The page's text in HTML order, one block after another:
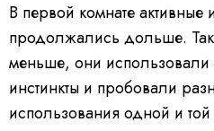
В первой комнате активные
продолжались дольше.
меньше, они использовали
инстинкты и пробовали
использования одной и